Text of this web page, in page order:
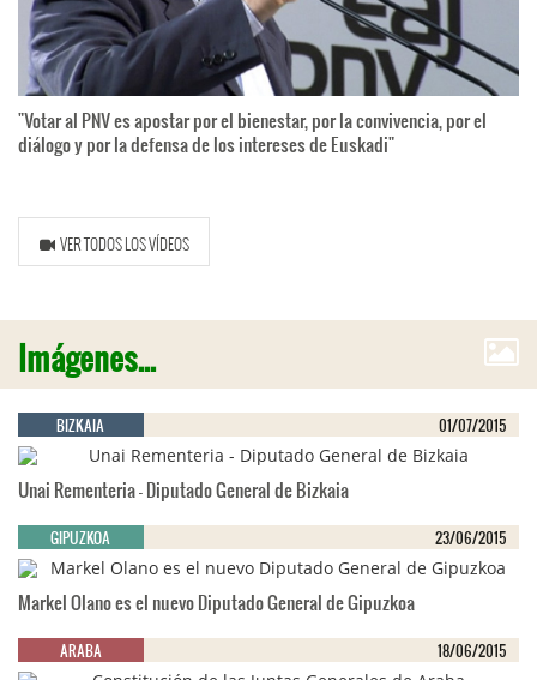
"Votar al PNV es apostar por el bienestar, por la convivencia, por el
diálogo y por la defensa de los intereses de Euskadi"
VER TODOS LOS VÍDEOS
Imágenes...
BIZKAIA 01/07/2015
Unai Rementeria - Diputado General de Bizkaia
GIPUZKOA 23/06/2015
Markel Olano es el nuevo Diputado General de Gipuzkoa
ARABA 18/06/2015